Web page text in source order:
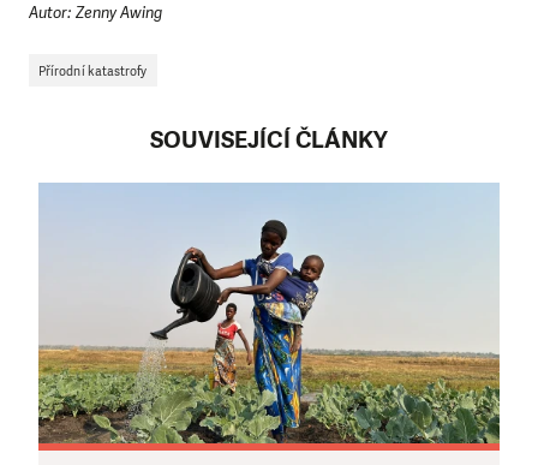
Autor: Zenny Awing
Přírodní katastrofy
SOUVISEJÍCÍ ČLÁNKY